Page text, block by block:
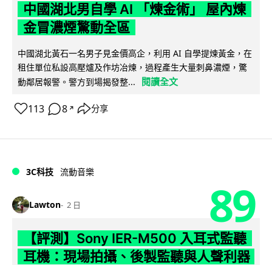
中國湖北男自學 AI 「煉金術」 屋內煉
金冒濃煙驚動全區
中國湖北黃石一名男子見金價高企，利用 AI 自學提煉黃金，在
租住單位私設高壓爐及作坊冶煉，過程產生大量刺鼻濃煙，驚
動鄰居報警。警方到場揭發整...
閱讀全文
113 8 ↗ 分享
3C科技 流動音樂
Lawton 2 日 89
【評測】Sony IER-M500 入耳式監聽
耳機：現場拍攝、後製監聽與人聲利器